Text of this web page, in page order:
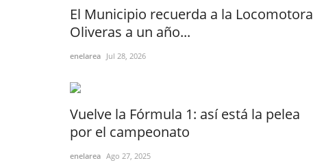
El Municipio recuerda a la Locomotora
Oliveras a un año...
enelarea Jul 28, 2026
Vuelve la Fórmula 1: así está la pelea
por el campeonato
enelarea Ago 27, 2025